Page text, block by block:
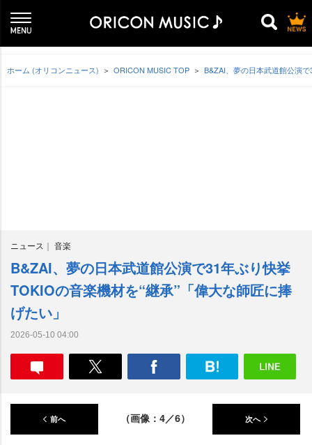
ホーム (オリコンニュース) ORICON MUSIC TOP B&ZAI、夢の日本武道館公演
ニュース 音楽
B&ZAI、夢の日本武道館公演で31年ぶり快挙
TOKIOの音楽機材を“継承”「偉大な師匠に捧
げたい」
2026-05-10 04:00
前へ （画像：4／6） 次へ